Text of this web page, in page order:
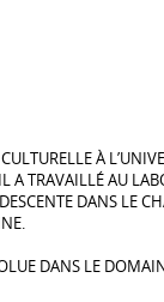
À
A TRAVAILLÉ AU
DANS LE
DANS LE